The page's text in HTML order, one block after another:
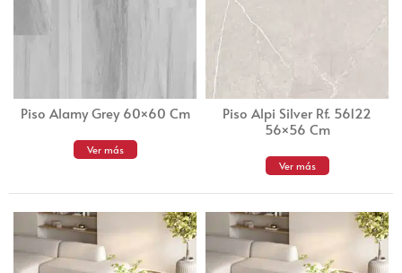
Piso Alamy Grey 60×60 Cm
Ver más
Piso Alpi Silver Rf. 56122
56×56 Cm
Ver más